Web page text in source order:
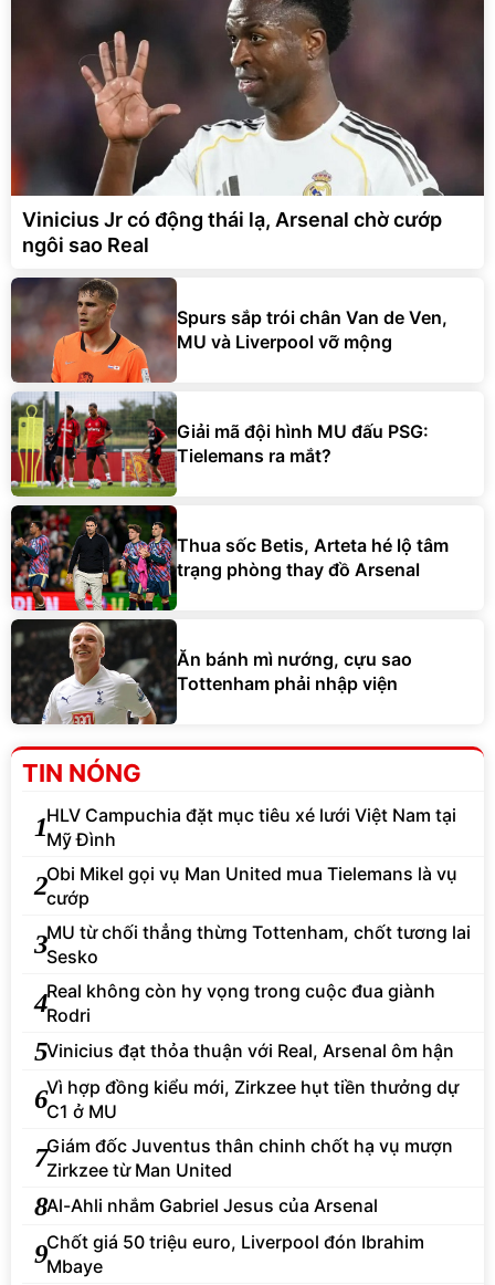
Vinicius Jr có động thái lạ, Arsenal chờ cướp
ngôi sao Real
Spurs sắp trói chân Van de Ven,
MU và Liverpool vỡ mộng
Giải mã đội hình MU đấu PSG:
Tielemans ra mắt?
Thua sốc Betis, Arteta hé lộ tâm
trạng phòng thay đồ Arsenal
Ăn bánh mì nướng, cựu sao
Tottenham phải nhập viện
TIN NÓNG
1HLV Campuchia đặt mục tiêu xé lưới Việt Nam tại
Mỹ Đình
2Obi Mikel gọi vụ Man United mua Tielemans là vụ
cướp
3MU từ chối thẳng thừng Tottenham, chốt tương lai
Sesko
4Real không còn hy vọng trong cuộc đua giành
Rodri
5Vinicius đạt thỏa thuận với Real, Arsenal ôm hận
6Vì hợp đồng kiểu mới, Zirkzee hụt tiền thưởng dự
C1 ở MU
7Giám đốc Juventus thân chinh chốt hạ vụ mượn
Zirkzee từ Man United
8Al-Ahli nhắm Gabriel Jesus của Arsenal
9Chốt giá 50 triệu euro, Liverpool đón Ibrahim
Mbaye